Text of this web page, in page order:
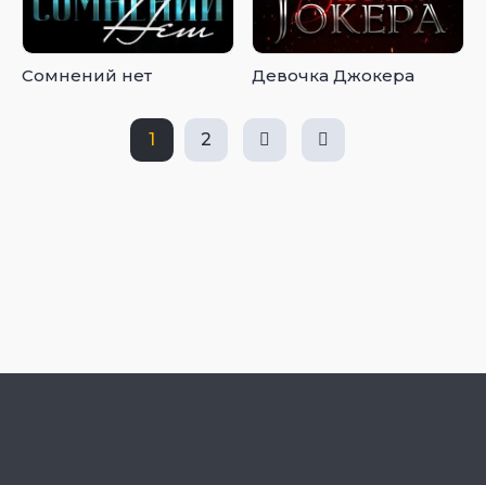
Сомнений нет Девочка Джокера
1 2